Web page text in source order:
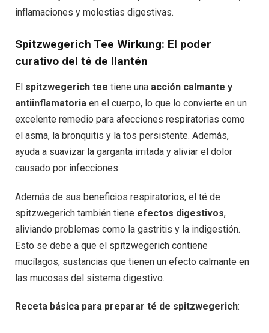
inflamaciones y molestias digestivas.
Spitzwegerich Tee Wirkung: El poder
curativo del té de llantén
El spitzwegerich tee tiene una acción calmante y
antiinflamatoria en el cuerpo, lo que lo convierte en un
excelente remedio para afecciones respiratorias como
el asma, la bronquitis y la tos persistente. Además,
ayuda a suavizar la garganta irritada y aliviar el dolor
causado por infecciones.
Además de sus beneficios respiratorios, el té de
spitzwegerich también tiene efectos digestivos,
aliviando problemas como la gastritis y la indigestión.
Esto se debe a que el spitzwegerich contiene
mucílagos, sustancias que tienen un efecto calmante en
las mucosas del sistema digestivo.
Receta básica para preparar té de spitzwegerich: